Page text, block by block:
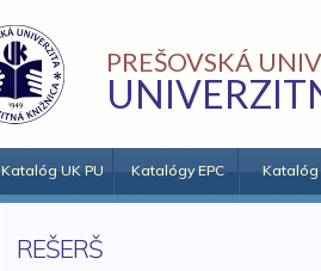
PREŠOVSKÁ
Katalóg UK PU Katalógy EPC Katalóg
REŠERŠ